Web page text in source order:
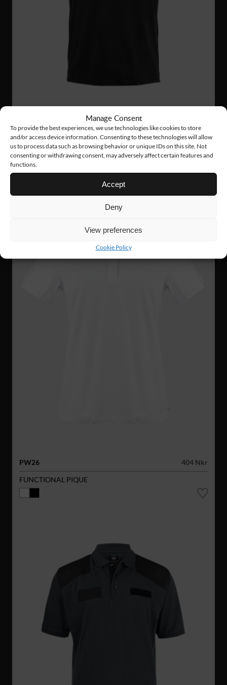
Manage Consent
To provide the best experiences, we use technologies like cookies to store
and/or access device information. Consenting to these technologies will allow
us to process data such as browsing behavior or unique IDs on this site. Not
consenting or withdrawing consent, may adversely affect certain features and
functions.
Accept
Deny
View preferences
Cookie Policy
PS26
404 Nkr
FUNCTIONAL PIQUE
PW26
404 Nkr
FUNCTIONAL PIQUE